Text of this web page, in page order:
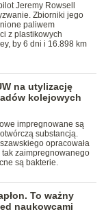
Jeremy Rowsell
Zbiorniki jego
paliwem
z plastikowych
by 6 dni i 16.898 km
na utylizację
kolejowych
impregnowane są
substancją.
opracowała
zaimpregnowanego
są bakterie.
To ważny
naukowcami